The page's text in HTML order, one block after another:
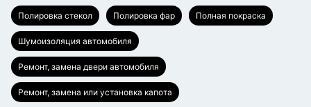
Полировка стекол Полировка фар Полная покраска
Шумоизоляция автомобиля
Ремонт, замена двери автомобиля
Ремонт, замена или установка капота